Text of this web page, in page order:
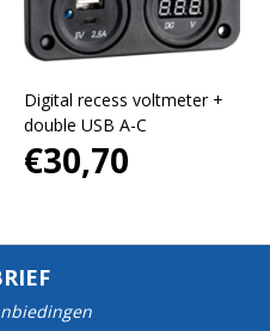
Digital recess voltmeter +
double USB A-C
€30,70